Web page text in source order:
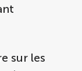
sur les